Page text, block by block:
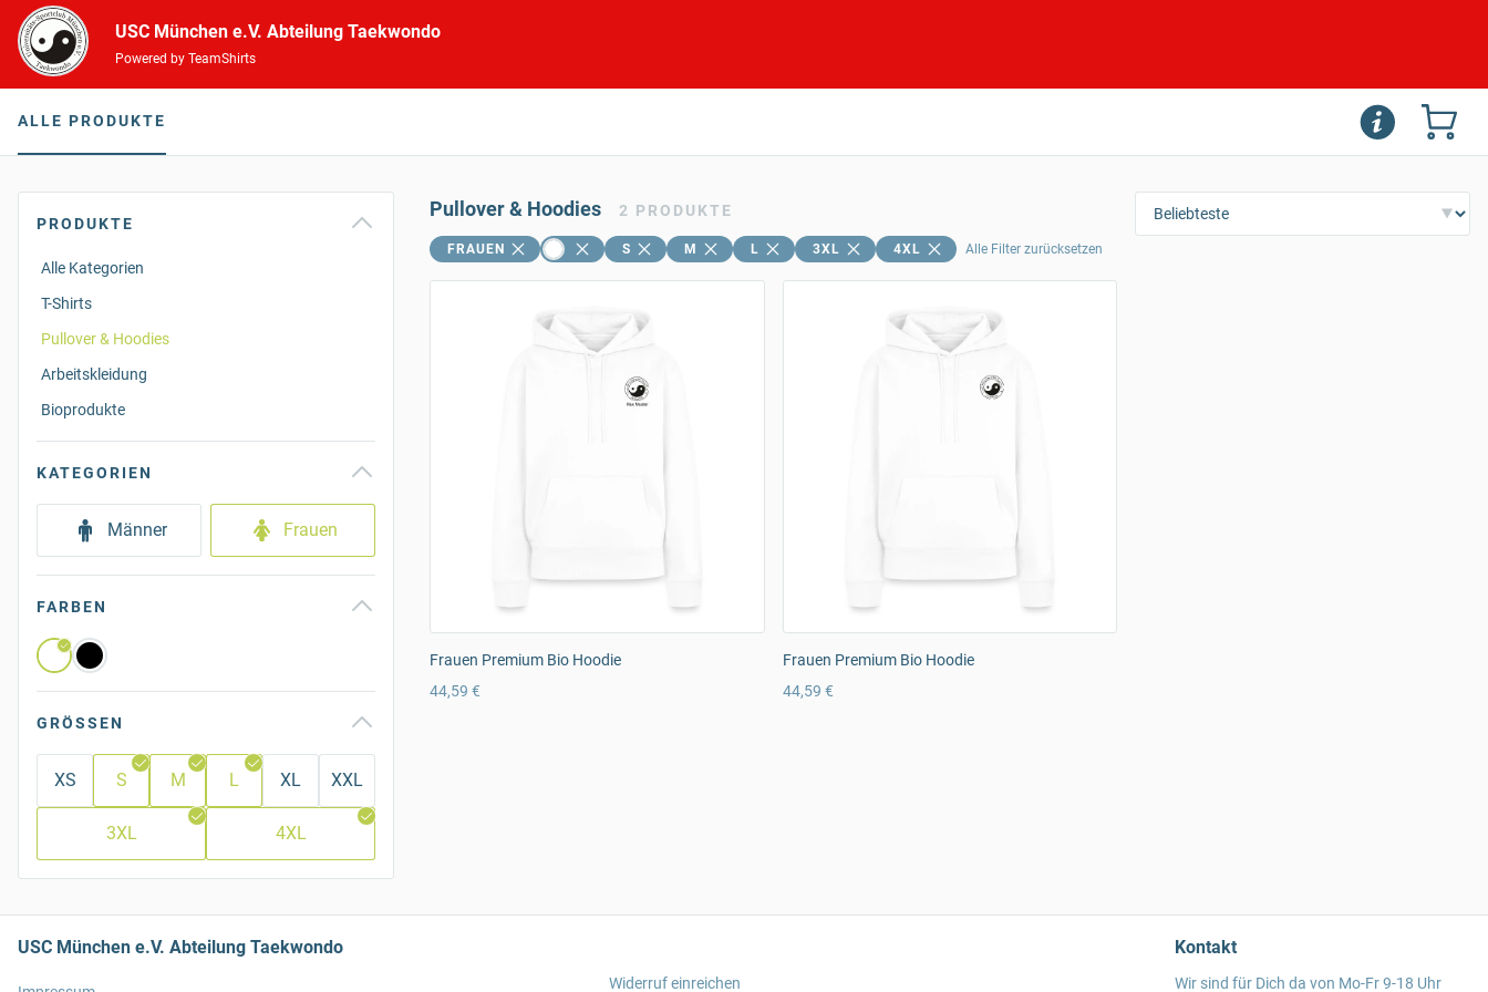
USC München e.V. Abteilung Taekwondo
Powered by TeamShirts
ALLE PRODUKTE
PRODUKTE
Alle Kategorien
T-Shirts
Pullover & Hoodies
Arbeitskleidung
Bioprodukte
KATEGORIEN
Männer Frauen
FARBEN
GRÖSSEN
XS S M L XL XXL
3XL 4XL
Pullover & Hoodies 2 PRODUKTE
FRAUEN S M L 3XL 4XL Alle Filter zurücksetzen
Frauen Premium Bio Hoodie
44,59 €
Frauen Premium Bio Hoodie
44,59 €
USC München e.V. Abteilung Taekwondo
Widerruf einreichen
Kontakt
Wir sind für Dich da von Mo-Fr 9-18 Uhr